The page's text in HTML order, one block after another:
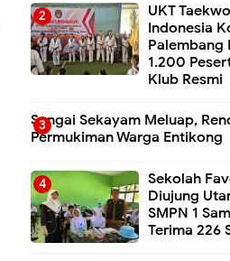
UKT
Indonesia
Palembang
1.200
Klub Resmi
Sungai Sekayam Meluap,
Permukiman Warga Entikong
Sekolah
Diujung
SMPN 1
Terima 226